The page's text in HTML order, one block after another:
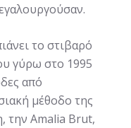
το στιβαρό
γύρω στο 1995
από
μέθοδο της
την Amalia Brut,